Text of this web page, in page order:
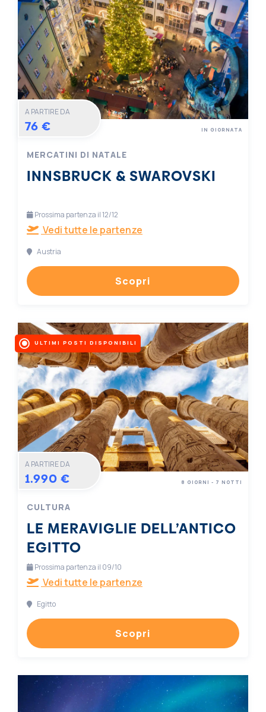
A PARTIRE DA
76 €
MERCATINI DI NATALE
INNSBRUCK & SWAROVSKI
IN GIORNATA
Prossima partenza il 12/12
Vedi tutte le partenze
Austria
Scopri
ULTIMI POSTI DISPONIBILI
A PARTIRE DA
1.990 €
CULTURA
LE MERAVIGLIE DELL’ANTICO
EGITTO
8 GIORNI - 7 NOTTI
Prossima partenza il 09/10
Vedi tutte le partenze
Egitto
Scopri